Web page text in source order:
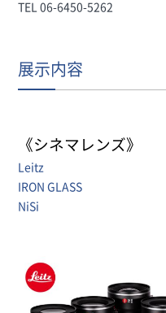
TEL 06-6450-5262
展示内容
《シネマレンズ》
Leitz
IRON GLASS
NiSi